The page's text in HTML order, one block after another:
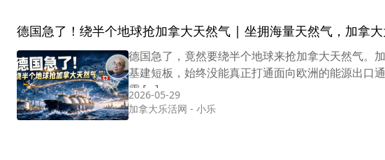
德国急了！绕半个地球抢加拿大天然气 | 坐拥海量天然气，加拿大
德国急了，竟然要绕半个地球来抢加拿大天然气。
基建短板，始终没能真正打通面向欧洲的能源出口
露 […]
2026-05-29
加拿大乐活网 - 小乐